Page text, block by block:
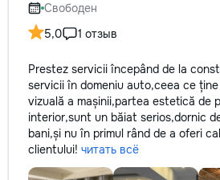
Свободен
5,0
1 отзыв
Prestez servicii începând de la
servicii în domeniu auto,ceea ce
vizuală a mașinii,partea estetică de
interior,sunt un băiat serios,dornic
bani,și nu în primul rând de a oferi
clientului! читать всё